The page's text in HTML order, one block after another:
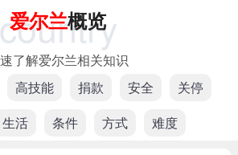
爱尔兰概览
country
了解爱尔兰相关知识
高技能 捐款 安全
关停
生活 条件 方式 难度